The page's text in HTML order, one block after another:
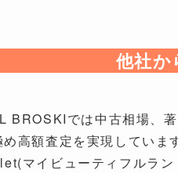
他社か
BROSKIでは中古相場、
高額査定を実現してい
マイビューティフルラン